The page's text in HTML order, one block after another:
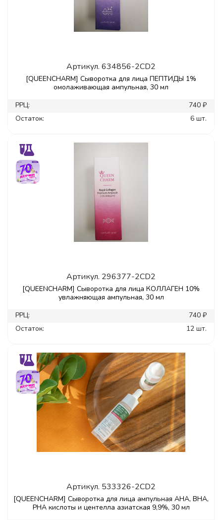
Артикул. 634856-2CD2
[QUEENCHARM] Сыворотка для лица ПЕПТИДЫ 1%
омолаживающая ампульная, 30 мл
РРЦ:
740 ₽
Остаток:
6 шт.
Артикул. 296377-2CD2
[QUEENCHARM] Сыворотка для лица КОЛЛАГЕН 10%
увлажняющая ампульная, 30 мл
РРЦ:
740 ₽
Остаток:
12 шт.
Артикул. 533326-2CD2
[QUEENCHARM] Сыворотка для лица ампульная AHA, BHA,
PHA кислоты и центелла азиатская 9,9%, 30 мл